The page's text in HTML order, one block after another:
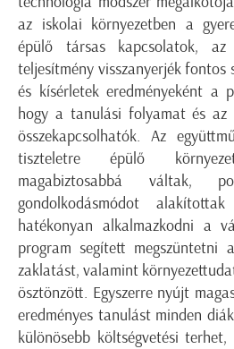
az iskolai környezetben a
épülő társas kapcsolatok,
teljesítmény visszanyerjék fontos
és kísérletek eredményeként a
hogy a tanulási folyamat és az
összekapcsolhatók. Az
tiszteletre épülő
magabiztosabbá váltak,
gondolkodásmódot
hatékonyan alkalmazkodni a
program segített megszüntetni
zaklatást, valamint
ösztönzött. Egyszerre nyújt
eredményes tanulást minden
különösebb költségvetési